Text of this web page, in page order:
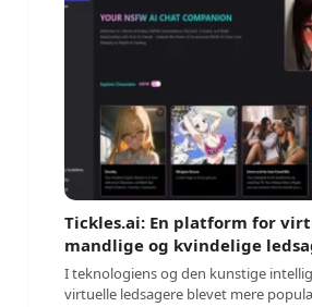
Tickles.ai: En platform for
mandlige og kvindelige
I teknologiens og den kunstige
virtuelle ledsagere blevet mere